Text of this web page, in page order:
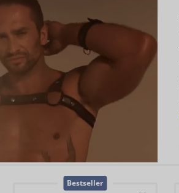
Bestseller